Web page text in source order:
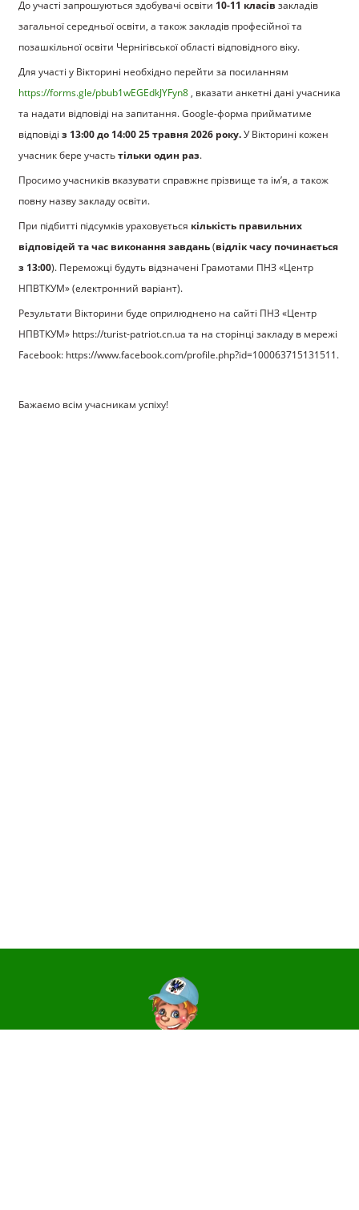
До участі запрошуються здобувачі освіти 10-11 класів закладів
загальної середньої освіти, а також закладів професійної та
позашкільної освіти Чернігівської області відповідного віку.
Для участі у Вікторині необхідно перейти за посиланням
https://forms.gle/pbub1wEGEdkJYFyn8 , вказати анкетні дані учасника
та надати відповіді на запитання. Google-форма прийматиме
відповіді з 13:00 до 14:00 25 травня 2026 року. У Вікторині кожен
учасник бере участь тільки один раз.
Просимо учасників вказувати справжнє прізвище та ім’я, а також
повну назву закладу освіти.
При підбитті підсумків ураховується кількість правильних
відповідей та час виконання завдань (відлік часу починається
з 13:00). Переможці будуть відзначені Грамотами ПНЗ «Центр
НПВТКУМ» (електронний варіант).
Результати Вікторини буде оприлюднено на сайті ПНЗ «Центр
НПВТКУМ» https://turist-patriot.cn.ua та на сторінці закладу в мережі
Facebook: https://www.facebook.com/profile.php?id=100063715131511.
Бажаємо всім учасникам успіху!